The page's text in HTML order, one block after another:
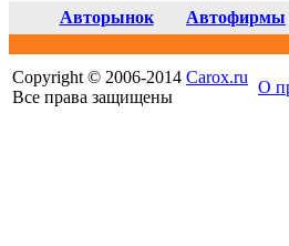
Авторынок Автофирмы
Copyright © 2006-2014 Carox.ru
Все права защищены
О